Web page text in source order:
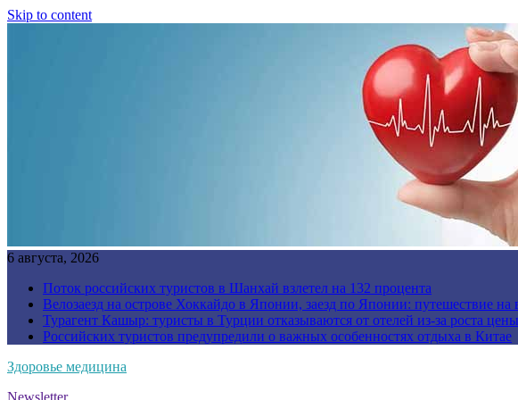
Skip to content
6 августа, 2026
Поток российских туристов в Шанхай взлетел на 132 процента
Велозаезд на острове Хоккайдо в Японии, заезд по Японии: путешествие на
Турагент Кашыр: туристы в Турции отказываются от отелей из-за роста
Российских туристов предупредили о важных особенностях отдыха в Китае
Здоровье медицина
Newsletter